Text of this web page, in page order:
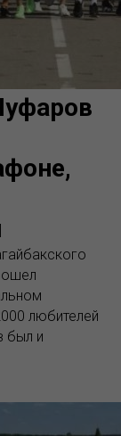
любителей
был и